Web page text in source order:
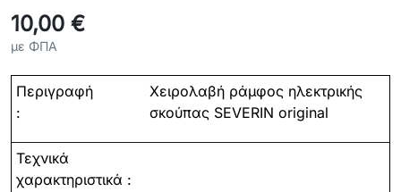
10,00 €
με ΦΠΑ
Περιγραφή
:
Χειρολαβή ράμφος ηλεκτρικής
σκούπας SEVERIN original
Τεχνικά
χαρακτηριστικά :